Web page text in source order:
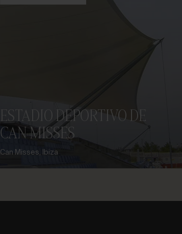
ESTADIO DEPORTIVO DE
CAN MISSES
Can Misses, Ibiza